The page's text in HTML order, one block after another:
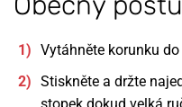
Vytáhněte korunku
Stiskněte a držte